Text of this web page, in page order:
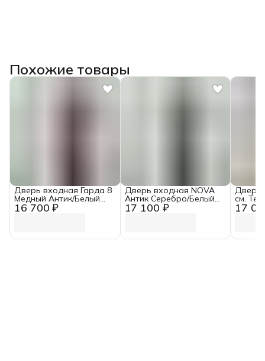
Похожие товары
16 700 ₽
Дверь входная Гарда 8
Медный Антик/Белый
ясень (960 мм, Правая) 17 100 ₽
Дверь входная NOVA
Антик Серебро/Белый
Ясень (960 мм, Правая) 17
Дверь
см.